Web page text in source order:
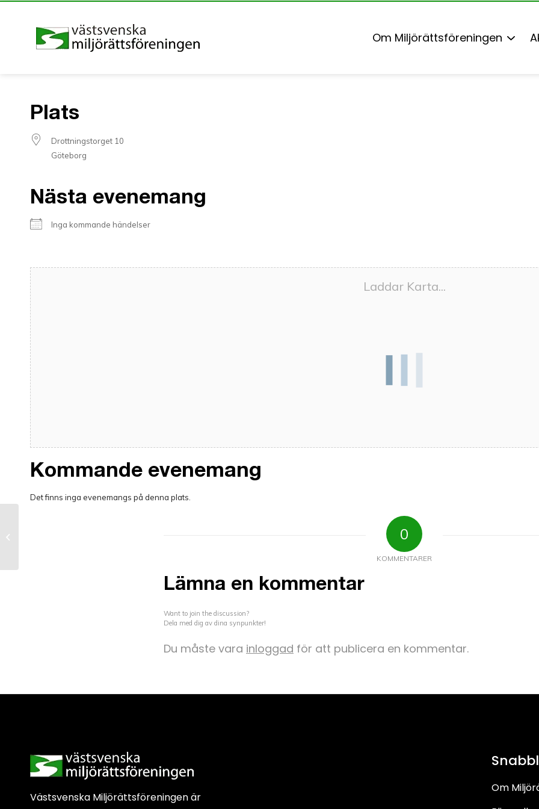
Om Miljörättsföreningen
Plats
Drottningstorget 10
Göteborg
Nästa evenemang
Inga kommande händelser
Laddar Karta...
Kommande evenemang
Det finns inga evenemangs på denna plats.
0
KOMMENTARER
Lämna en kommentar
Want to join the discussion?
Dela med dig av dina synpunkter!
Du måste vara inloggad för att publicera en kommentar.
Västsvenska Miljörättsföreningen är
Om